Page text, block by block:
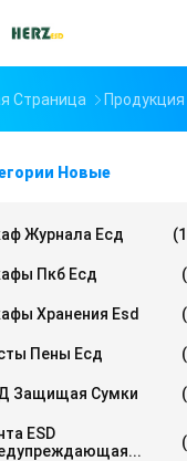
Страница Продукция
Новые
Журнала Есд
Пкб Есд
Хранения Esd
Пены Есд
Защищая Сумки
ESD